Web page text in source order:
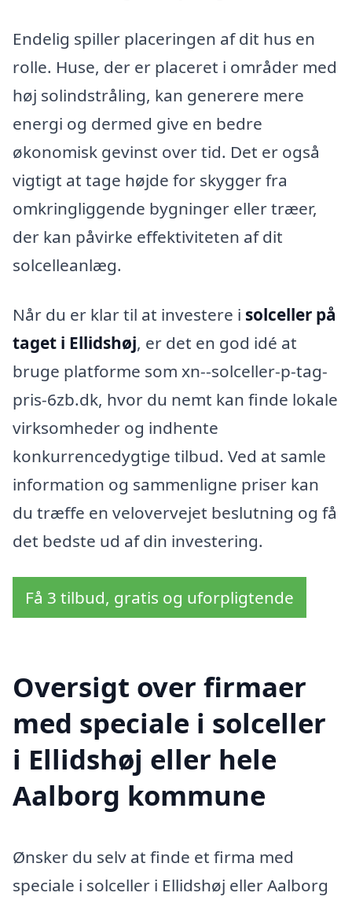
Endelig spiller placeringen af dit hus en
rolle. Huse, der er placeret i områder med
høj solindstråling, kan generere mere
energi og dermed give en bedre
økonomisk gevinst over tid. Det er også
vigtigt at tage højde for skygger fra
omkringliggende bygninger eller træer,
der kan påvirke effektiviteten af dit
solcelleanlæg.
Når du er klar til at investere i solceller på
taget i Ellidshøj, er det en god idé at
bruge platforme som xn--solceller-p-tag-
pris-6zb.dk, hvor du nemt kan finde lokale
virksomheder og indhente
konkurrencedygtige tilbud. Ved at samle
information og sammenligne priser kan
du træffe en velovervejet beslutning og få
det bedste ud af din investering.
Få 3 tilbud, gratis og uforpligtende
Oversigt over firmaer
med speciale i solceller
i Ellidshøj eller hele
Aalborg kommune
Ønsker du selv at finde et firma med
speciale i solceller i Ellidshøj eller Aalborg